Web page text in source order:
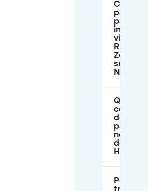
C'è
in strada
vicino al
Ristorante
Zoet &
su
Quali sono i
costi tipici
del
nel garage
dell'area
Heuvel?
Posso